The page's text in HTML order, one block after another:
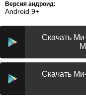
Версия андроид:
Android 9+
Скачать
Скачать